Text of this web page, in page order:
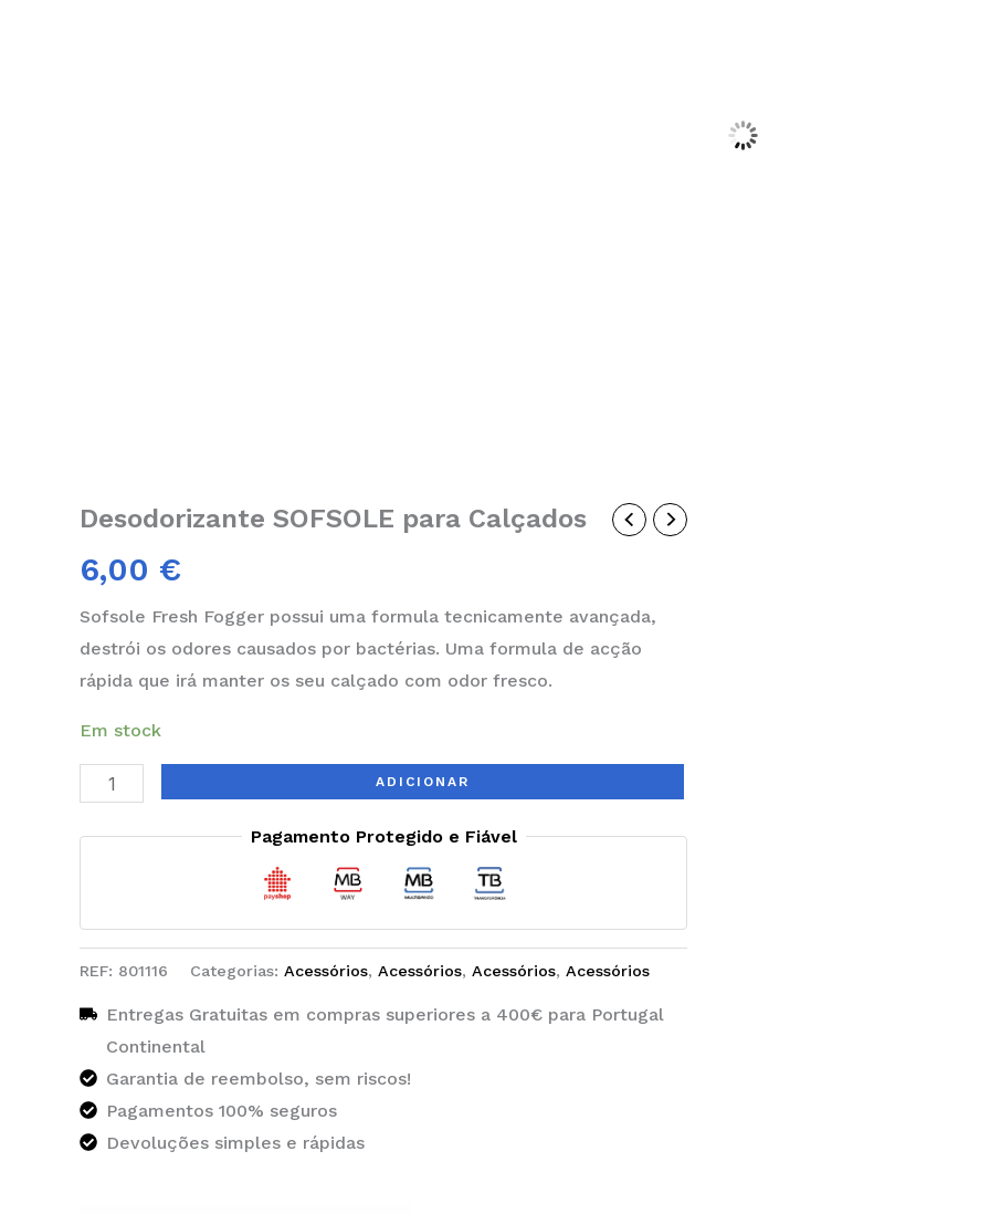
Desodorizante SOFSOLE para Calçados
6,00 €
Sofsole Fresh Fogger possui uma formula tecnicamente avançada,
destrói os odores causados por bactérias. Uma formula de acção
rápida que irá manter os seu calçado com odor fresco.
Em stock
ADICIONAR
Pagamento Protegido e Fiável
REF: 801116 Categorias: Acessórios, Acessórios, Acessórios, Acessórios
Entregas Gratuitas em compras superiores a 400€ para Portugal
Continental
Garantia de reembolso, sem riscos!
Pagamentos 100% seguros
Devoluções simples e rápidas